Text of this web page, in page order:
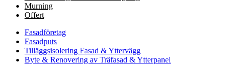
Murning
Offert
Fasadföretag
Fasadputs
Tilläggsisolering Fasad & Yttervägg
Byte & Renovering av Träfasad & Ytterpanel